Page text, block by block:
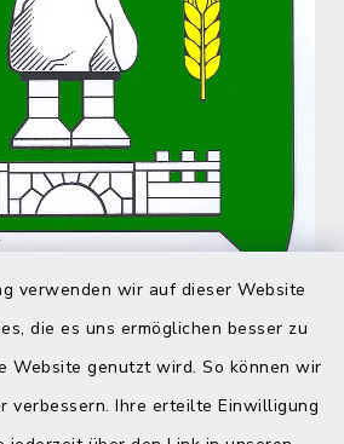
verwenden wir auf dieser Website
die es uns ermöglichen besser zu
Website genutzt wird. So können wir
verbessern. Ihre erteilte Einwilligung